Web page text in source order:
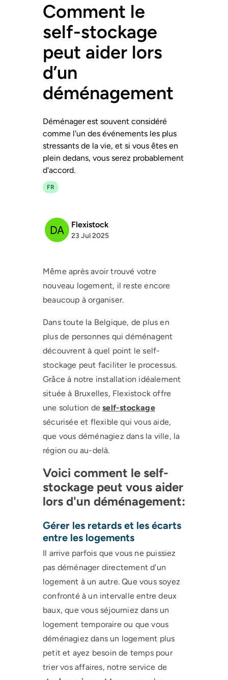
Comment le
self-stockage
peut aider lors
d’un
déménagement
Déménager est souvent considéré
comme l'un des événements les plus
stressants de la vie, et si vous êtes en
plein dedans, vous serez probablement
d'accord.
FR
Flexistock
23 Jul 2025
Même après avoir trouvé votre
nouveau logement, il reste encore
beaucoup à organiser.
Dans toute la Belgique, de plus en
plus de personnes qui déménagent
découvrent à quel point le self-
stockage peut faciliter le processus.
Grâce à notre installation idéalement
située à Bruxelles, Flexistock offre
une solution deself-stockage
sécurisée et flexible qui vous aide,
que vous déménagiez dans la ville, la
région ou au-delà.
Voici comment le self-
stockage peut vous aider
lors d'un déménagement:
Gérer les retards et les écarts
entre les logements
Il arrive parfois que vous ne puissiez
pas déménager directement d'un
logement à un autre. Que vous soyez
confronté à un intervalle entre deux
baux, que vous séjourniez dans un
logement temporaire ou que vous
déménagiez dans un logement plus
petit et ayez besoin de temps pour
trier vos affaires, notre service de